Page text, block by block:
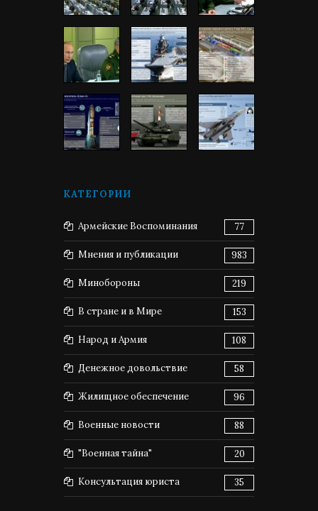
КАТЕГОРИИ
Армейские Воспоминания 77
Мнения и публикации 983
Минобороны 219
В стране и в Мире 153
Народ и Армия 108
Денежное довольствие 58
Жилищное обеспечение 96
Военные новости 88
"Военная тайна" 20
Консультация юриста 35